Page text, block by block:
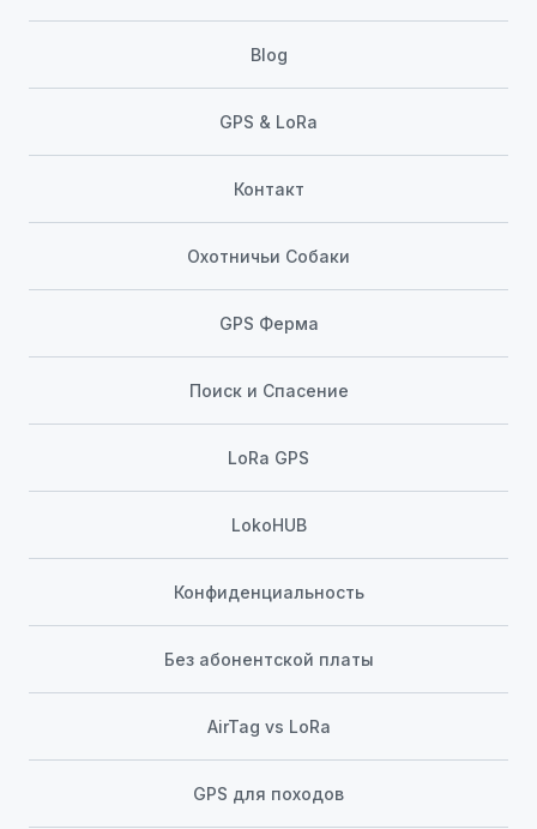
Blog
GPS & LoRa
Контакт
Охотничьи Собаки
GPS Ферма
Поиск и Спасение
LoRa GPS
LokoHUB
Конфиденциальность
Без абонентской платы
AirTag vs LoRa
GPS для походов